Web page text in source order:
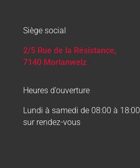
Siège social
2/5 Rue de la Résistance,
7140 Morlanwelz
Heures d’ouverture
Lundi à samedi de 08:00 à 18:00
sur rendez-vous